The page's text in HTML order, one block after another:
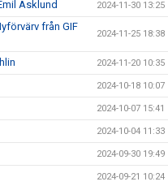
Asklund 2024-11-30 13:25
från GIF
2024-11-25 18:38
2024-11-20 10:35
2024-10-18 10:07
2024-10-07 15:41
2024-10-04 11:33
2024-09-30 19:49
2024-09-21 10:24